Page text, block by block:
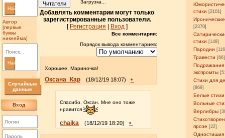
Найти
Автор
[первые
буквы
никнейма]
Найти
Случайные
данные
Вход
стихи [2101]
[2370]
стихи [149]
Пародии
Травести [66]
Подражания
экспромты
Стихи для
[869]
Белые стихи
Вольные
Верлибры
прозе [22]
Одностишия
Читатели Загрузка...
Добавлять комментарии могут только
зарегистрированные пользователи.
[ Регистрация Вход]
Все комментарии:
Порядок вывода комментариев:
Хорошее, Мариночка!
Оксана_Кар (18/12/19 18:07) •
Спасибо, Оксан. Мне оно тоже
нравится
chajka (18/12/19 18:20) •